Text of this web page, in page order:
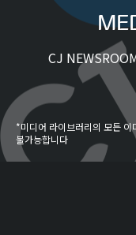
CJ
*미디어 라이브러리의 모든
불가능합니다